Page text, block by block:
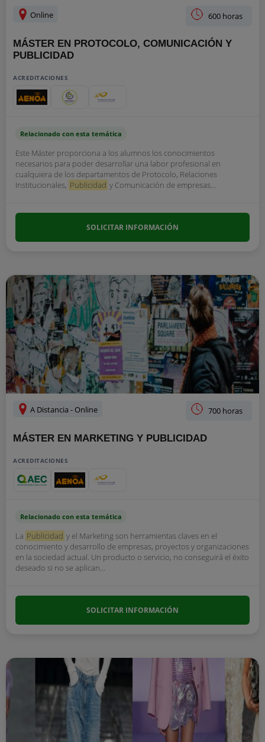
Online 600 horas
MÁSTER EN PROTOCOLO, COMUNICACIÓN Y
PUBLICIDAD
ACREDITACIONES
Relacionado con esta temática
Este Máster proporciona a los alumnos los conocimientos
necesarios para poder desarrollar una labor profesional en
cualquiera de los departamentos de Protocolo, Relaciones
Institucionales, Publicidad y Comunicación de empresas...
SOLICITAR INFORMACIÓN
A Distancia - Online 700 horas
MÁSTER EN MARKETING Y PUBLICIDAD
ACREDITACIONES
Relacionado con esta temática
La Publicidad y el Marketing son herramientas claves en el
conocimiento y desarrollo de empresas, proyectos y organizaciones
en la sociedad actual. Un producto o servicio, no conseguirá el éxito
deseado si no se aplican...
SOLICITAR INFORMACIÓN